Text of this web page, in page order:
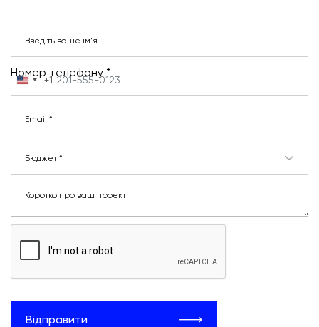
Введіть ваше ім'я
United
States
+1
+1
Номер телефону *
Email *
Бюджет *
Коротко про ваш проект
Відправити